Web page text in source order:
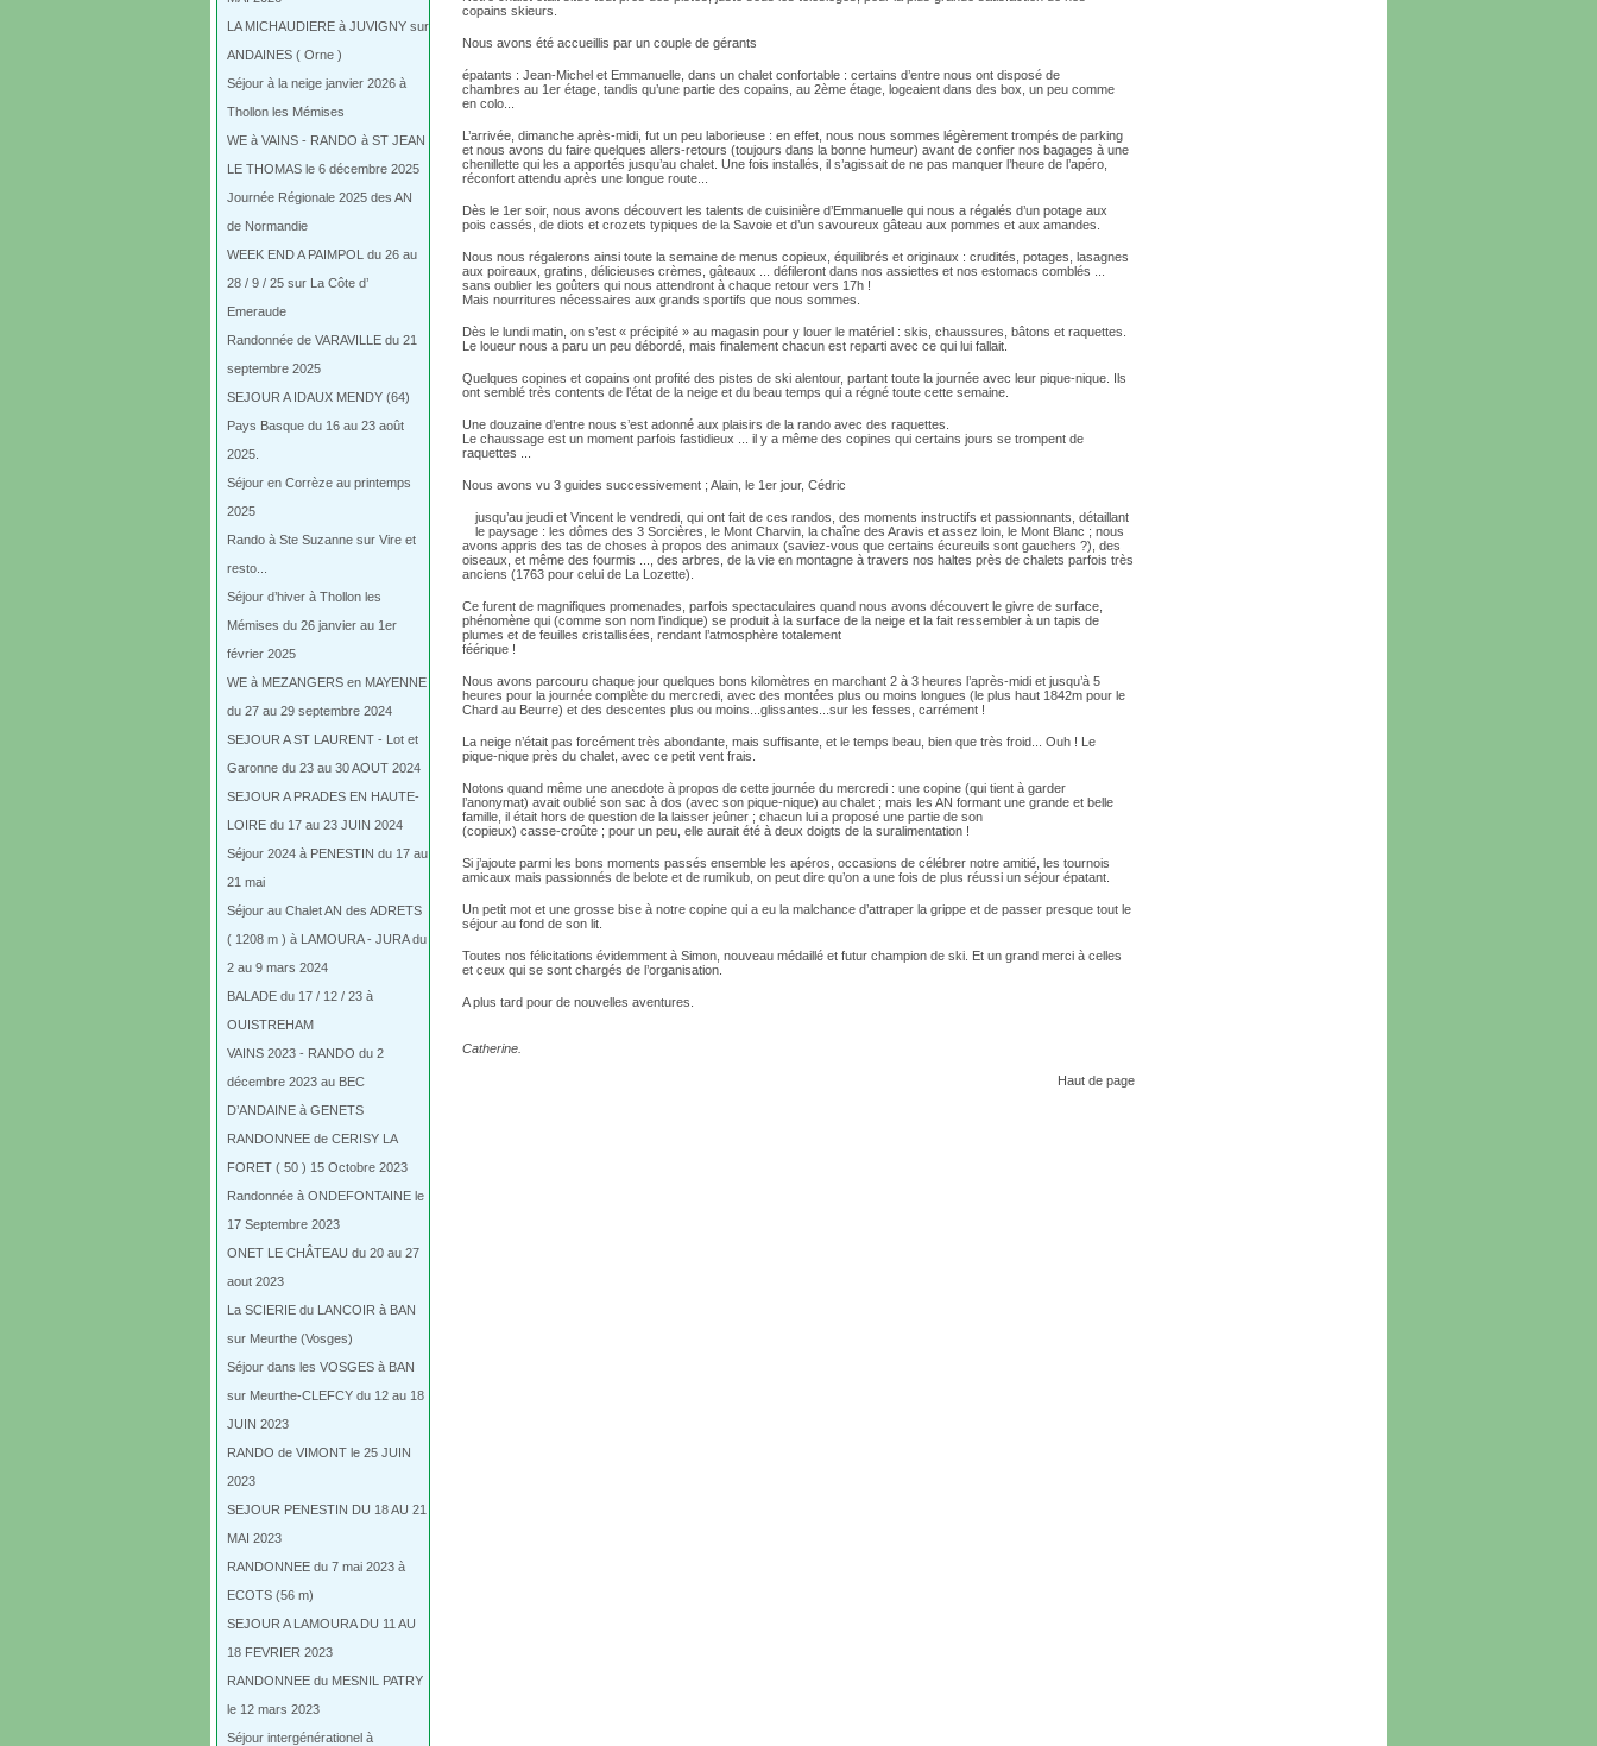
LA MICHAUDIERE à JUVIGNY sur
ANDAINES ( Orne )
Séjour à la neige janvier 2026 à
Thollon les Mémises
WE à VAINS - RANDO à ST JEAN
LE THOMAS le 6 décembre 2025
Journée Régionale 2025 des AN
de Normandie
WEEK END A PAIMPOL du 26 au
28 / 9 / 25 sur La Côte d’
Emeraude
Randonnée de VARAVILLE du 21
septembre 2025
SEJOUR A IDAUX MENDY (64)
Pays Basque du 16 au 23 août
2025.
Séjour en Corrèze au printemps
2025
Rando à Ste Suzanne sur Vire et
resto...
Séjour d’hiver à Thollon les
Mémises du 26 janvier au 1er
février 2025
WE à MEZANGERS en MAYENNE
du 27 au 29 septembre 2024
SEJOUR A ST LAURENT - Lot et
Garonne du 23 au 30 AOUT 2024
SEJOUR A PRADES EN HAUTE-
LOIRE du 17 au 23 JUIN 2024
Séjour 2024 à PENESTIN du 17 au
21 mai
Séjour au Chalet AN des ADRETS
( 1208 m ) à LAMOURA - JURA du
2 au 9 mars 2024
BALADE du 17 / 12 / 23 à
OUISTREHAM
VAINS 2023 - RANDO du 2
décembre 2023 au BEC
D’ANDAINE à GENETS
RANDONNEE de CERISY LA
FORET ( 50 ) 15 Octobre 2023
Randonnée à ONDEFONTAINE le
17 Septembre 2023
ONET LE CHÂTEAU du 20 au 27
aout 2023
La SCIERIE du LANCOIR à BAN
sur Meurthe (Vosges)
Séjour dans les VOSGES à BAN
sur Meurthe-CLEFCY du 12 au 18
JUIN 2023
RANDO de VIMONT le 25 JUIN
2023
SEJOUR PENESTIN DU 18 AU 21
MAI 2023
RANDONNEE du 7 mai 2023 à
ECOTS (56 m)
SEJOUR A LAMOURA DU 11 AU
18 FEVRIER 2023
RANDONNEE du MESNIL PATRY
le 12 mars 2023
Séjour intergénérationel à
copains skieurs.
Nous avons été accueillis par un couple de gérants
épatants : Jean-Michel et Emmanuelle, dans un chalet confortable : certains d’entre nous ont disposé de
chambres au 1er étage, tandis qu’une partie des copains, au 2ème étage, logeaient dans des box, un peu comme
en colo...
L’arrivée, dimanche après-midi, fut un peu laborieuse : en effet, nous nous sommes légèrement trompés de parking
et nous avons du faire quelques allers-retours (toujours dans la bonne humeur) avant de confier nos bagages à une
chenillette qui les a apportés jusqu’au chalet. Une fois installés, il s’agissait de ne pas manquer l’heure de l’apéro,
réconfort attendu après une longue route...
Dès le 1er soir, nous avons découvert les talents de cuisinière d’Emmanuelle qui nous a régalés d’un potage aux
pois cassés, de diots et crozets typiques de la Savoie et d’un savoureux gâteau aux pommes et aux amandes.
Nous nous régalerons ainsi toute la semaine de menus copieux, équilibrés et originaux : crudités, potages, lasagnes
aux poireaux, gratins, délicieuses crèmes, gâteaux ... défileront dans nos assiettes et nos estomacs comblés ...
sans oublier les goûters qui nous attendront à chaque retour vers 17h !
Mais nourritures nécessaires aux grands sportifs que nous sommes.
Dès le lundi matin, on s’est « précipité » au magasin pour y louer le matériel : skis, chaussures, bâtons et raquettes.
Le loueur nous a paru un peu débordé, mais finalement chacun est reparti avec ce qui lui fallait.
Quelques copines et copains ont profité des pistes de ski alentour, partant toute la journée avec leur pique-nique. Ils
ont semblé très contents de l’état de la neige et du beau temps qui a régné toute cette semaine.
Une douzaine d’entre nous s’est adonné aux plaisirs de la rando avec des raquettes.
Le chaussage est un moment parfois fastidieux ... il y a même des copines qui certains jours se trompent de
raquettes ...
Nous avons vu 3 guides successivement ; Alain, le 1er jour, Cédric
jusqu’au jeudi et Vincent le vendredi, qui ont fait de ces randos, des moments instructifs et passionnants, détaillant
le paysage : les dômes des 3 Sorcières, le Mont Charvin, la chaîne des Aravis et assez loin, le Mont Blanc ; nous
avons appris des tas de choses à propos des animaux (saviez-vous que certains écureuils sont gauchers ?), des
oiseaux, et même des fourmis ..., des arbres, de la vie en montagne à travers nos haltes près de chalets parfois très
anciens (1763 pour celui de La Lozette).
Ce furent de magnifiques promenades, parfois spectaculaires quand nous avons découvert le givre de surface,
phénomène qui (comme son nom l’indique) se produit à la surface de la neige et la fait ressembler à un tapis de
plumes et de feuilles cristallisées, rendant l’atmosphère totalement
féérique !
Nous avons parcouru chaque jour quelques bons kilomètres en marchant 2 à 3 heures l’après-midi et jusqu’à 5
heures pour la journée complète du mercredi, avec des montées plus ou moins longues (le plus haut 1842m pour le
Chard au Beurre) et des descentes plus ou moins...glissantes...sur les fesses, carrément !
La neige n’était pas forcément très abondante, mais suffisante, et le temps beau, bien que très froid... Ouh ! Le
pique-nique près du chalet, avec ce petit vent frais.
Notons quand même une anecdote à propos de cette journée du mercredi : une copine (qui tient à garder
l’anonymat) avait oublié son sac à dos (avec son pique-nique) au chalet ; mais les AN formant une grande et belle
famille, il était hors de question de la laisser jeûner ; chacun lui a proposé une partie de son
(copieux) casse-croûte ; pour un peu, elle aurait été à deux doigts de la suralimentation !
Si j’ajoute parmi les bons moments passés ensemble les apéros, occasions de célébrer notre amitié, les tournois
amicaux mais passionnés de belote et de rumikub, on peut dire qu’on a une fois de plus réussi un séjour épatant.
Un petit mot et une grosse bise à notre copine qui a eu la malchance d’attraper la grippe et de passer presque tout le
séjour au fond de son lit.
Toutes nos félicitations évidemment à Simon, nouveau médaillé et futur champion de ski. Et un grand merci à celles
et ceux qui se sont chargés de l’organisation.
A plus tard pour de nouvelles aventures.
Catherine.
Haut de page